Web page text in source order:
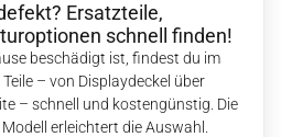
Ersatzteile,
schnell finden!
beschädigt ist, findest du im
– von Displaydeckel über
– schnell und kostengünstig. Die
erleichtert die Auswahl.